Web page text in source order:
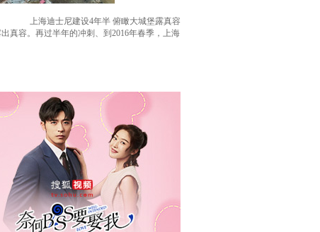
上海迪士尼建设4年半 俯瞰大城堡露真容
真容。再过半年的冲刺、到2016年春季，上海